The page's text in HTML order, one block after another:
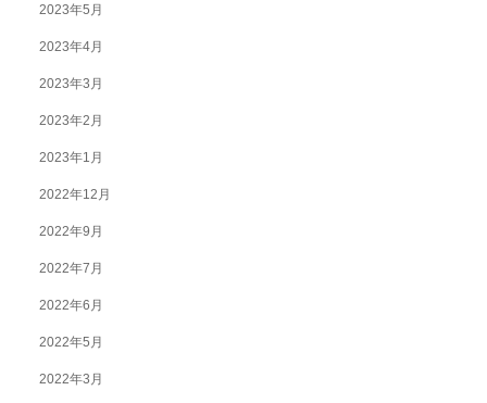
2023年5月
2023年4月
2023年3月
2023年2月
2023年1月
2022年12月
2022年9月
2022年7月
2022年6月
2022年5月
2022年3月